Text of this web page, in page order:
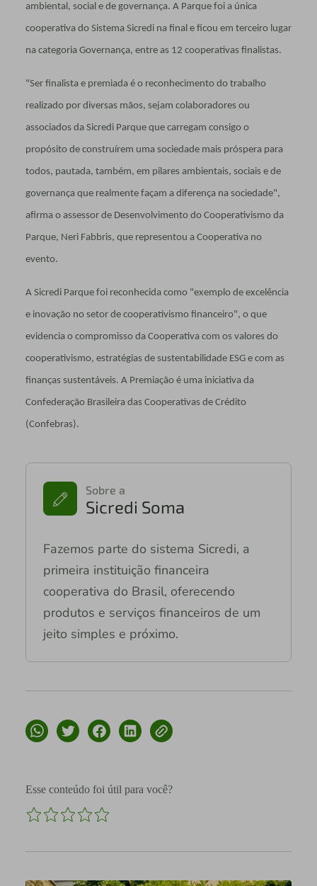
ambiental, social e de governança. A Parque foi a única
cooperativa do Sistema Sicredi na final e ficou em terceiro lugar
na categoria Governança, entre as 12 cooperativas finalistas.
"Ser finalista e premiada é o reconhecimento do trabalho
realizado por diversas mãos, sejam colaboradores ou
associados da Sicredi Parque que carregam consigo o
propósito de construírem uma sociedade mais próspera para
todos, pautada, também, em pilares ambientais, sociais e de
governança que realmente façam a diferença na sociedade",
afirma o assessor de Desenvolvimento do Cooperativismo da
Parque, Neri Fabbris, que representou a Cooperativa no
evento.
A Sicredi Parque foi reconhecida como "exemplo de excelência
e inovação no setor de cooperativismo financeiro", o que
evidencia o compromisso da Cooperativa com os valores do
cooperativismo, estratégias de sustentabilidade ESG e com as
finanças sustentáveis. A Premiação é uma iniciativa da
Confederação Brasileira das Cooperativas de Crédito
(Confebras).
Sobre a
Sicredi Soma
Fazemos parte do sistema Sicredi, a
primeira instituição financeira
cooperativa do Brasil, oferecendo
produtos e serviços financeiros de um
jeito simples e próximo.
Esse conteúdo foi útil para você?